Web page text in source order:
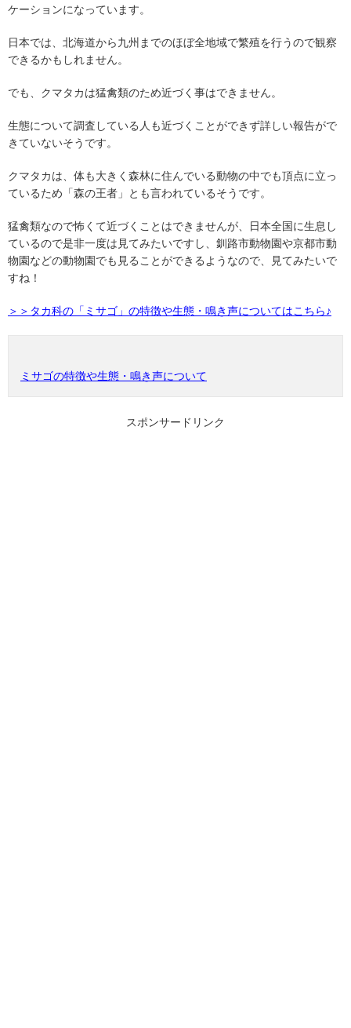
ケーションになっています。
日本では、北海道から九州までのほぼ全地域で繁殖を行うので観察
できるかもしれません。
でも、クマタカは猛禽類のため近づく事はできません。
生態について調査している人も近づくことができず詳しい報告がで
きていないそうです。
クマタカは、体も大きく森林に住んでいる動物の中でも頂点に立っ
ているため「森の王者」とも言われているそうです。
猛禽類なので怖くて近づくことはできませんが、日本全国に生息し
ているので是非一度は見てみたいですし、釧路市動物園や京都市動
物園などの動物園でも見ることができるようなので、見てみたいで
すね！
＞＞タカ科の「ミサゴ」の特徴や生態・鳴き声についてはこちら♪
ミサゴの特徴や生態・鳴き声について
スポンサードリンク